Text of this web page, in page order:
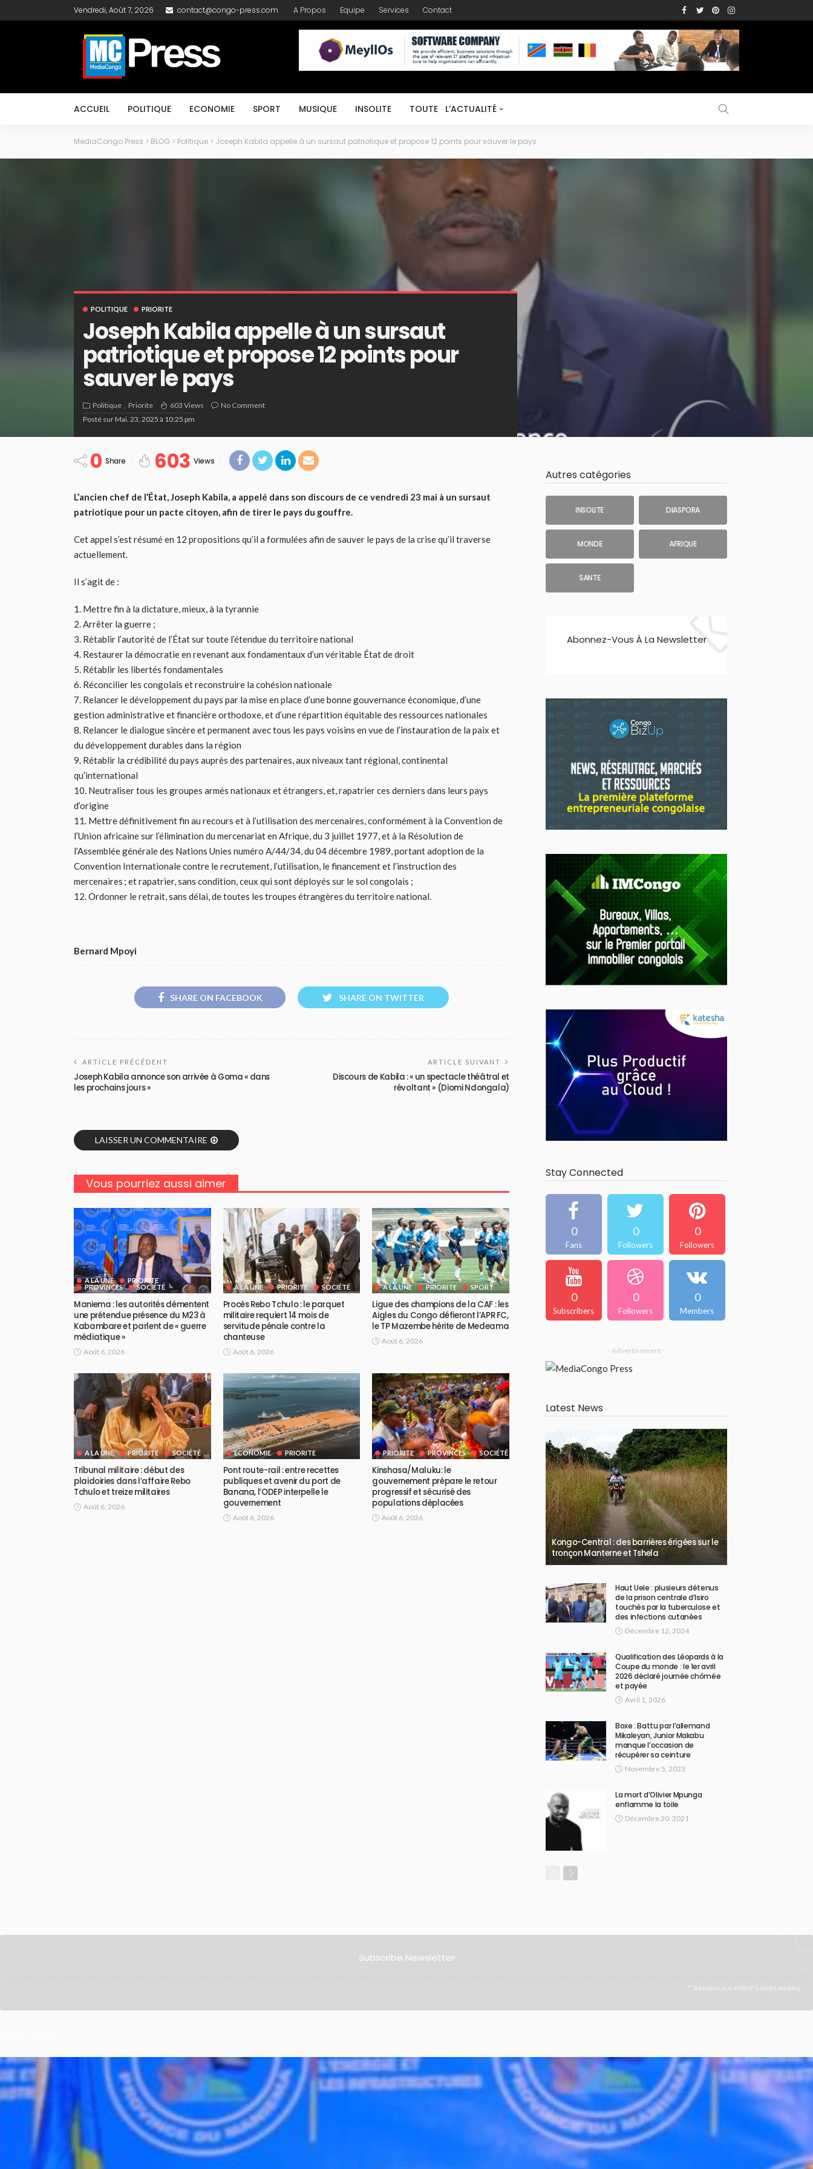
Vendredi, Août 7, 2026 contact@congo-press.com A Propos Equipe Services Contact
ACCUEIL POLITIQUE ECONOMIE SPORT MUSIQUE INSOLITE TOUTE L’ACTUALITÉ
MediaCongo Press > BLOG > Politique > Joseph Kabila appelle à un sursaut patriotique et propose 12 points pour sauver le pays
POLITIQUE PRIORITE
Joseph Kabila appelle à un sursaut
patriotique et propose 12 points pour
sauver le pays
Politique Priorite 603 Views
No Comment
Posté sur Mai. 23, 2025 à 10:25 pm
0 Share 603 Views
L’ancien chef de l’État, Joseph Kabila, a appelé dans son discours de ce vendredi 23 mai à un sursaut
patriotique pour un pacte citoyen, afin de tirer le pays du gouffre.
Cet appel s’est résumé en 12 propositions qu’il a formulées afin de sauver le pays de la crise qu’il traverse
actuellement.
Il s’agit de :
1. Mettre fin à la dictature, mieux, à la tyrannie
2. Arrêter la guerre ;
3. Rétablir l’autorité de l’État sur toute l’étendue du territoire national
4. Restaurer la démocratie en revenant aux fondamentaux d’un véritable État de droit
5. Rétablir les libertés fondamentales
6. Réconcilier les congolais et reconstruire la cohésion nationale
7. Relancer le développement du pays par la mise en place d’une bonne gouvernance économique, d’une
gestion administrative et financière orthodoxe, et d’une répartition équitable des ressources nationales
8. Relancer le dialogue sincère et permanent avec tous les pays voisins en vue de l’instauration de la paix et
du développement durables dans la région
9. Rétablir la crédibilité du pays auprès des partenaires, aux niveaux tant régional, continental
qu’international
10. Neutraliser tous les groupes armés nationaux et étrangers, et, rapatrier ces derniers dans leurs pays
d’origine
11. Mettre définitivement fin au recours et à l’utilisation des mercenaires, conformément à la Convention de
l’Union africaine sur l’élimination du mercenariat en Afrique, du 3 juillet 1977, et à la Résolution de
l’Assemblée générale des Nations Unies numéro A/44/34, du 04 décembre 1989, portant adoption de la
Convention Internationale contre le recrutement, l’utilisation, le financement et l’instruction des
mercenaires ; et rapatrier, sans condition, ceux qui sont déployés sur le sol congolais ;
12. Ordonner le retrait, sans délai, de toutes les troupes étrangères du territoire national.
Bernard Mpoyi
SHARE ON FACEBOOK SHARE ON TWITTER
ARTICLE PRÉCÉDENT
Joseph Kabila annonce son arrivée à Goma « dans
les prochains jours »
ARTICLE SUIVANT
Discours de Kabila : « un spectacle théâtral et
révoltant » (Diomi Ndongala)
LAISSER UN COMMENTAIRE
Vous pourriez aussi aimer
A LA UNE
PRIORITE
PROVINCES
SOCIÉTÉ
Maniema : les autorités démentent
une prétendue présence du M23 à
Kabambare et parlent de « guerre
médiatique »
Août 6, 2026
A LA UNE PRIORITE SOCIÉTÉ
Procès Rebo Tchulo : le parquet
militaire requiert 14 mois de
servitude pénale contre la
chanteuse
Août 6, 2026
A LA UNE PRIORITE SPORT
Ligue des champions de la CAF : les
Aigles du Congo défieront l’APR FC,
le TP Mazembe hérite de Medeama
Août 6, 2026
A LA UNE PRIORITE SOCIÉTÉ
Tribunal militaire : début des
plaidoiries dans l’affaire Rebo
Tchulo et treize militaires
Août 6, 2026
ECONOMIE PRIORITE
Pont route-rail : entre recettes
publiques et avenir du port de
Banana, l’ODEP interpelle le
gouvernement
Août 6, 2026
PRIORITE PROVINCES SOCIÉTÉ
Kinshasa/Maluku: le
gouvernement prépare le retour
progressif et sécurisé des
populations déplacées
Août 6, 2026
Autres catégories
INSOLITE DIASPORA
MONDE AFRIQUE
SANTE
Abonnez-Vous À La Newsletter
Stay Connected
0
Fans
0
Followers
0
Followers
0
Subscribers
0
Followers
0
Members
- Advertisement -
Latest News
Kongo-Central : des barrières érigées sur le
tronçon Manterne et Tshela
Haut Uele : plusieurs détenus
de la prison centrale d’Isiro
touchés par la tuberculose et
des infections cutanées
Décembre 12, 2024
Qualification des Léopards à la
Coupe du monde : le 1er avril
2026 déclaré journée chômée
et payée
Avril 1, 2026
Boxe : Battu par l’allemand
Mikaleyan, Junior Makabu
manque l’occasion de
récupérer sa ceinture
Novembre 5, 2023
La mort d’Olivier Mpunga
enflamme la toile
Décembre 20, 2021
Subscribe Newsletter
Receive our editor's picks weekly